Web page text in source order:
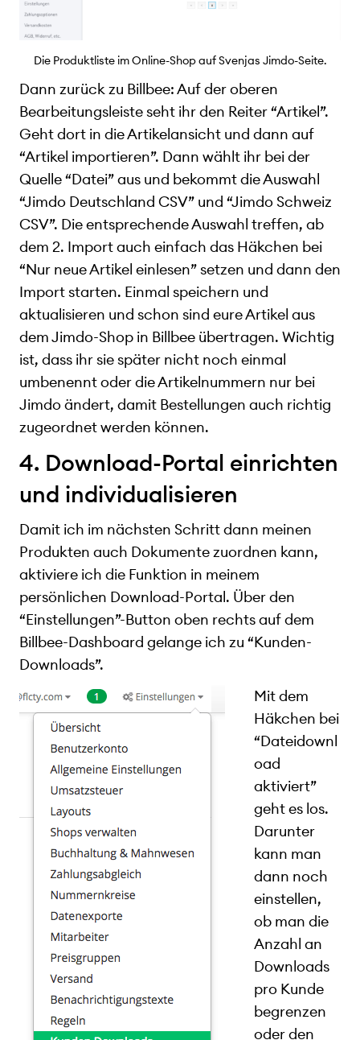
Die Produktliste im Online-Shop auf Svenjas Jimdo-Seite.
Dann zurück zu Billbee: Auf der oberen
Bearbeitungsleiste seht ihr den Reiter “Artikel”.
Geht dort in die Artikelansicht und dann auf
“Artikel importieren”. Dann wählt ihr bei der
Quelle “Datei” aus und bekommt die Auswahl
“Jimdo Deutschland CSV” und “Jimdo Schweiz
CSV”. Die entsprechende Auswahl treffen, ab
dem 2. Import auch einfach das Häkchen bei
“Nur neue Artikel einlesen” setzen und dann den
Import starten. Einmal speichern und
aktualisieren und schon sind eure Artikel aus
dem Jimdo-Shop in Billbee übertragen. Wichtig
ist, dass ihr sie später nicht noch einmal
umbenennt oder die Artikelnummern nur bei
Jimdo ändert, damit Bestellungen auch richtig
zugeordnet werden können.
4. Download-Portal einrichten
und individualisieren
Damit ich im nächsten Schritt dann meinen
Produkten auch Dokumente zuordnen kann,
aktiviere ich die Funktion in meinem
persönlichen Download-Portal. Über den
“Einstellungen”-Button oben rechts auf dem
Billbee-Dashboard gelange ich zu “Kunden-
Downloads”.
Mit dem
Häkchen bei
“Dateidownl
oad
aktiviert”
geht es los.
Darunter
kann man
dann noch
einstellen,
ob man die
Anzahl an
Downloads
pro Kunde
begrenzen
oder den